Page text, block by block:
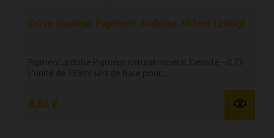
Dose couleur Pigment Ardoise 385ml (280g)
8,88 €